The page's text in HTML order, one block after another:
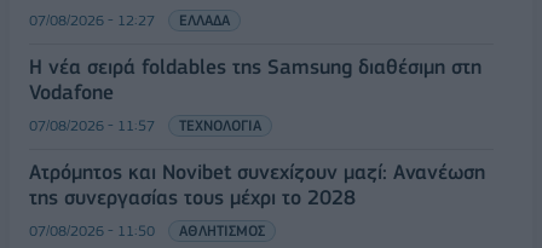
07/08/2026 - 12:27 ΕΛΛΑΔΑ
Η νέα σειρά foldables της Samsung διαθέσιμη στη
Vodafone
07/08/2026 - 11:57 ΤΕΧΝΟΛΟΓΙΑ
Ατρόμητος και Novibet συνεχίζουν μαζί: Ανανέωση
της συνεργασίας τους μέχρι το 2028
07/08/2026 - 11:50 ΑΘΛΗΤΙΣΜΟΣ